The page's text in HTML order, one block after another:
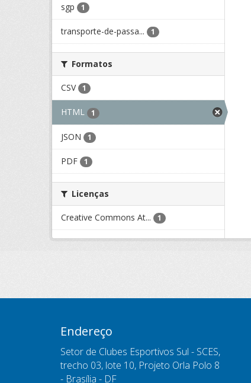
sgp 1
transporte-de-passa... 1
Formatos
CSV 1
HTML 1
JSON 1
PDF 1
Licenças
Creative Commons At... 1
Endereço
Setor de Clubes Esportivos Sul - SCES,
trecho 03, lote 10, Projeto Orla Polo 8
- Brasília - DF